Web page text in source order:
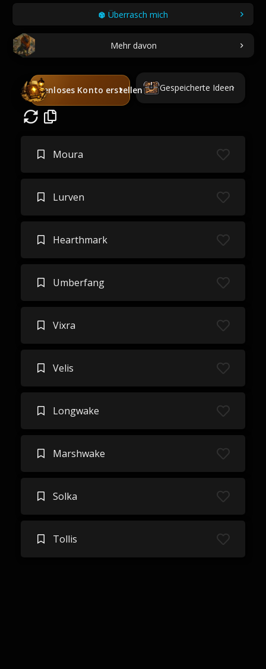
Überrasch mich
Mehr davon
Kostenloses Konto erstellen Gespeicherte Ideen
Moura
Lurven
Hearthmark
Umberfang
Vixra
Velis
Longwake
Marshwake
Solka
Tollis